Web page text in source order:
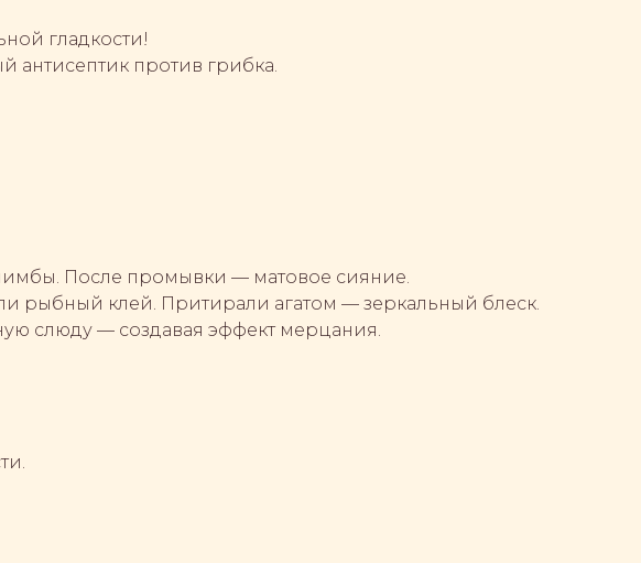
гладкости!
антисептик против грибка.
нимбы. После промывки — матовое сияние.
рыбный клей. Притирали агатом — зеркальный блеск.
слюду — создавая эффект мерцания.